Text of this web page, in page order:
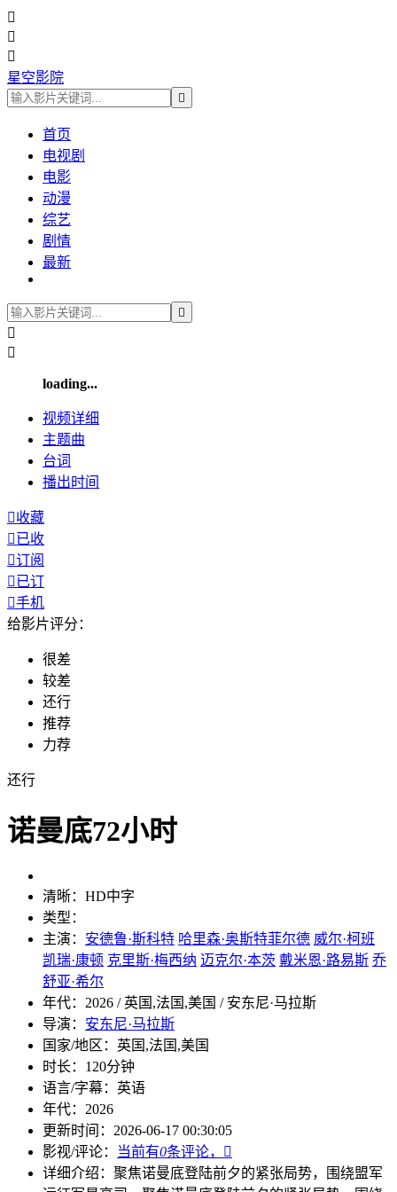



星空影院

首页
电视剧
电影
动漫
综艺
剧情
最新



loading...
视频详细
主题曲
台词
播出时间
收藏
已收
订阅
已订
手机
给影片评分：
很差
较差
还行
推荐
力荐
还行
诺曼底72小时
清晰： HD中字
类型：
主演： 安德鲁·斯科特 哈里森·奥斯特菲尔德 威尔·柯班
凯瑞·康顿 克里斯·梅西纳 迈克尔·本茨 戴米恩·路易斯 乔
舒亚·希尔
年代： 2026 / 英国,法国,美国 / 安东尼·马拉斯
导演： 安东尼·马拉斯
国家/地区： 英国,法国,美国
时长： 120分钟
语言/字幕： 英语
年代： 2026
更新时间： 2026-06-17 00:30:05
影视/评论：
当前有0条评论，

详细介绍： 聚焦诺曼底登陆前夕的紧张局势，围绕盟军